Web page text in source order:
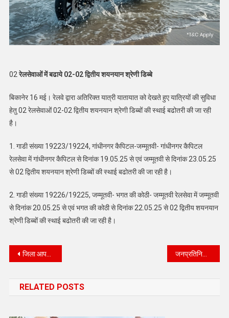
02रेलसेवाओं में बढाये 02-02 द्वितीय शयनयान श्रेणी डिब्बे
बिकानेर 16 मई। रेलवे द्वारा अतिरिक्त यात्री यातायात को देखते हुए यात्रियों की सुविधा
हेतु 02 रेलसेवाओं 02-02 द्वितीय शयनयान श्रेणी डिब्बों की स्थाई बढोतरी की जा रही
है।
1. गाडी संख्या 19223/19224, गांधीनगर कैपिटल-जम्मूतवी- गांधीनगर कैपिटल
रेलसेवा में गांधीनगर कैपिटल से दिनांक 19.05.25 से एवं जम्मूतवी से दिनांक 23.05.25
से 02 द्वितीय शयनयान श्रेणी डिब्बों की स्थाई बढोतरी की जा रही है।
2. गाडी संख्या 19226/19225, जम्मूतवी- भगत की कोठी- जम्मूतवी रेलसेवा में जम्मूतवी
से दिनांक 20.05.25 से एवं भगत की कोठी से दिनांक 22.05.25 से 02 द्वितीय शयनयान
श्रेणी डिब्बों की स्थाई बढोतरी की जा रही है।
Post
जिला आपदा संकट समूह की बैठक आयोजित अवैध बोयलर्स पर हो कार्रवाई’
RELATED POSTS